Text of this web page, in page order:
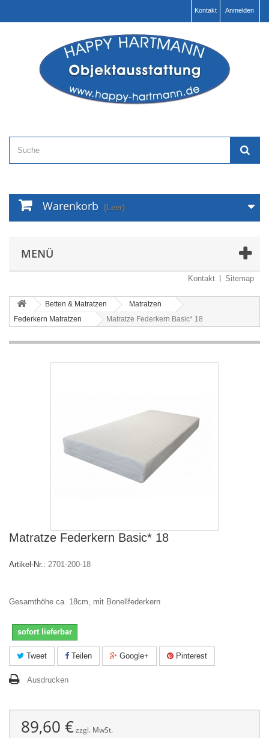
Anmelden
Kontakt
Warenkorb (Leer)
MENÜ
Kontakt Sitemap
Betten & Matratzen
Matratzen
Federkern Matratzen
Matratze Federkern Basic* 18
Matratze Federkern Basic* 18
Artikel-Nr.: 2701-200-18
Gesamthöhe ca. 18cm, mit Bonellfederkern
sofort lieferbar
Tweet Teilen Google+ Pinterest
Ausdrucken
89,60 €zzgl. MwSt.